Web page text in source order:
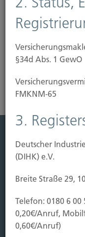
bearbeitete Gläser
Aquarien,
versichern. Wir
Risikoanalyse
Leistung
Vorsorgen
Immobilien Vers.
Kauf Grundstück
§34d Abs. 1 GewO
FMKNM-65
3.
Deutscher
(DIHK) e.V.
Breite Straße 29,
Telefon: 0180 6 00
0,20€/Anruf,
0,60€/Anruf)